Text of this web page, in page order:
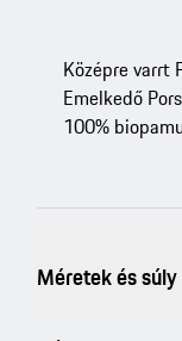
Középre varrt
Emelkedő
100%
Méretek és súly